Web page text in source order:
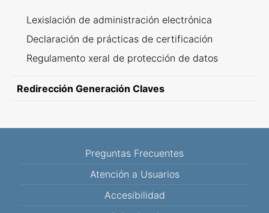
Lexislación de administración electrónica
Declaración de prácticas de certificación
Regulamento xeral de protección de datos
Redirección Generación Claves
Preguntas Frecuentes
Atención a Usuarios
Accesibilidad